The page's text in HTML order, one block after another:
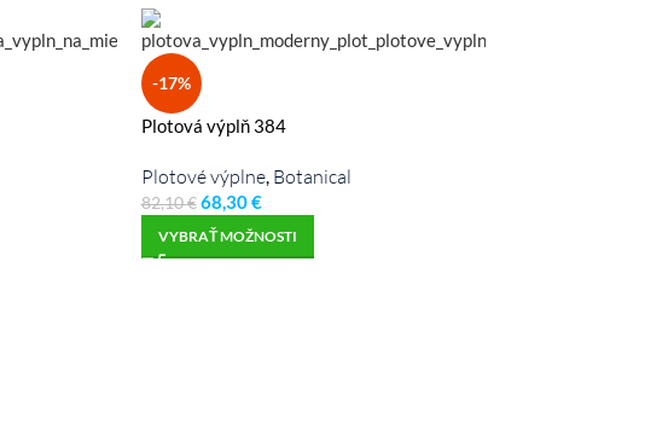
-17%
Plotová výplň 384
Plotové výplne, Botanical
82,10€ 68,30€
VYBRAŤ MOŽNOSTI